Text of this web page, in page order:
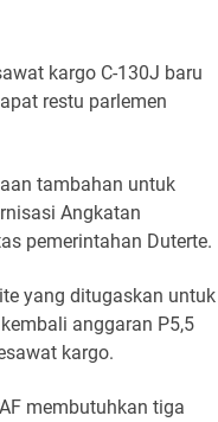
kargo C-130J baru
restu parlemen
tambahan untuk
Angkatan
pemerintahan Duterte.
yang ditugaskan untuk
anggaran P5,5
kargo.
membutuhkan tiga